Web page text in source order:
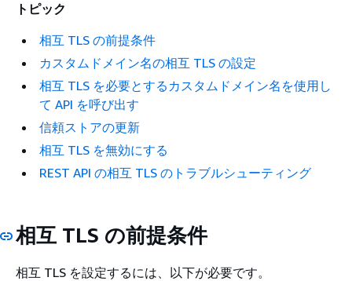
トピック
相互 TLS の前提条件
カスタムドメイン名の相互 TLS の設定
相互 TLS を必要とするカスタムドメイン名を使用し
て API を呼び出す
信頼ストアの更新
相互 TLS を無効にする
REST API の相互 TLS のトラブルシューティング
相互 TLS の前提条件
相互 TLS を設定するには、以下が必要です。